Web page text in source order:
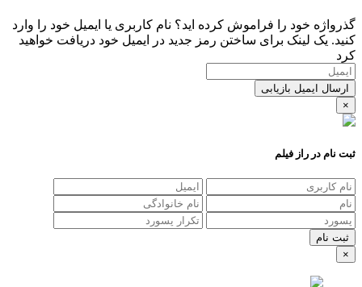
گذرواژه خود را فراموش کرده اید؟ نام کاربری یا ایمیل خود را وارد
کنید. یک لینک برای ساختن رمز جدید در ایمیل خود دریافت خواهید
کرد
ارسال ایمیل بازیابی
×
ثبت نام در راز فیلم
×